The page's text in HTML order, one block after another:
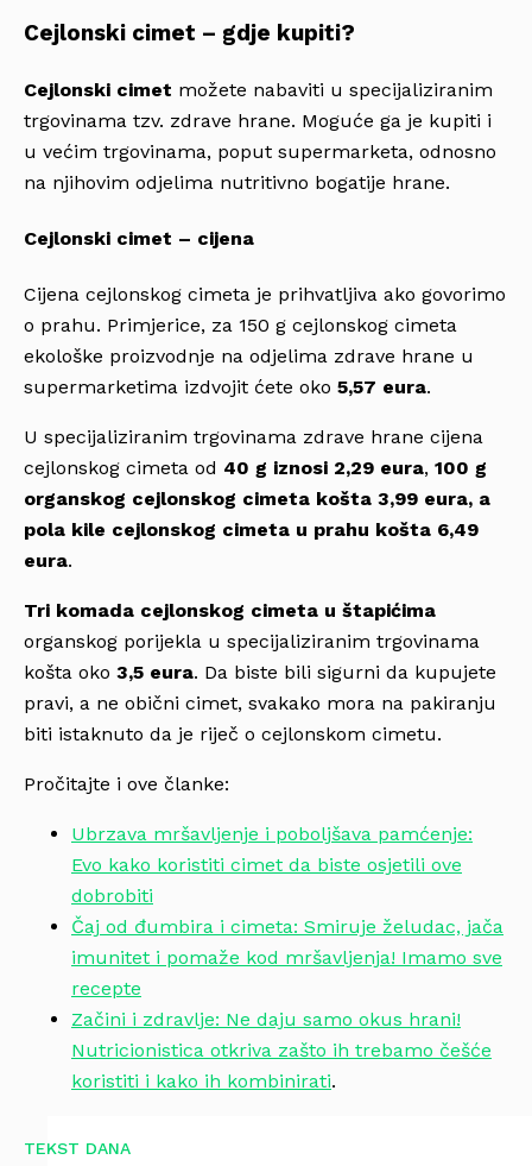
Cejlonski cimet – gdje kupiti?
Cejlonski cimet možete nabaviti u specijaliziranim
trgovinama tzv. zdrave hrane. Moguće ga je kupiti i
u većim trgovinama, poput supermarketa, odnosno
na njihovim odjelima nutritivno bogatije hrane.
Cejlonski cimet – cijena
Cijena cejlonskog cimeta je prihvatljiva ako govorimo
o prahu. Primjerice, za 150 g cejlonskog cimeta
ekološke proizvodnje na odjelima zdrave hrane u
supermarketima izdvojit ćete oko 5,57 eura.
U specijaliziranim trgovinama zdrave hrane cijena
cejlonskog cimeta od 40 g iznosi 2,29 eura, 100 g
organskog cejlonskog cimeta košta 3,99 eura, a
pola kile cejlonskog cimeta u prahu košta 6,49
eura.
Tri komada cejlonskog cimeta u štapićima
organskog porijekla u specijaliziranim trgovinama
košta oko 3,5 eura. Da biste bili sigurni da kupujete
pravi, a ne obični cimet, svakako mora na pakiranju
biti istaknuto da je riječ o cejlonskom cimetu.
Pročitajte i ove članke:
Ubrzava mršavljenje i poboljšava pamćenje:
Evo kako koristiti cimet da biste osjetili ove
dobrobiti
Čaj od đumbira i cimeta: Smiruje želudac, jača
imunitet i pomaže kod mršavljenja! Imamo sve
recepte
Začini i zdravlje: Ne daju samo okus hrani!
Nutricionistica otkriva zašto ih trebamo češće
koristiti i kako ih kombinirati.
TEKST DANA